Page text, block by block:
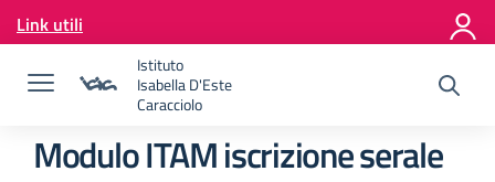
Vai ai contenuti
Vai al menu di navigazione
Link utili
Istituto
Isabella D'Este
Caracciolo
Modulo ITAM iscrizione serale